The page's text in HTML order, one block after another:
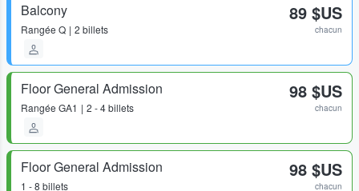
Balcony
Rangée Q 2 billets
89 $US
chacun
Floor General Admission
Rangée GA1 2 - 4 billets
98 $US
chacun
Floor General Admission
1 - 8 billets
98 $US
chacun